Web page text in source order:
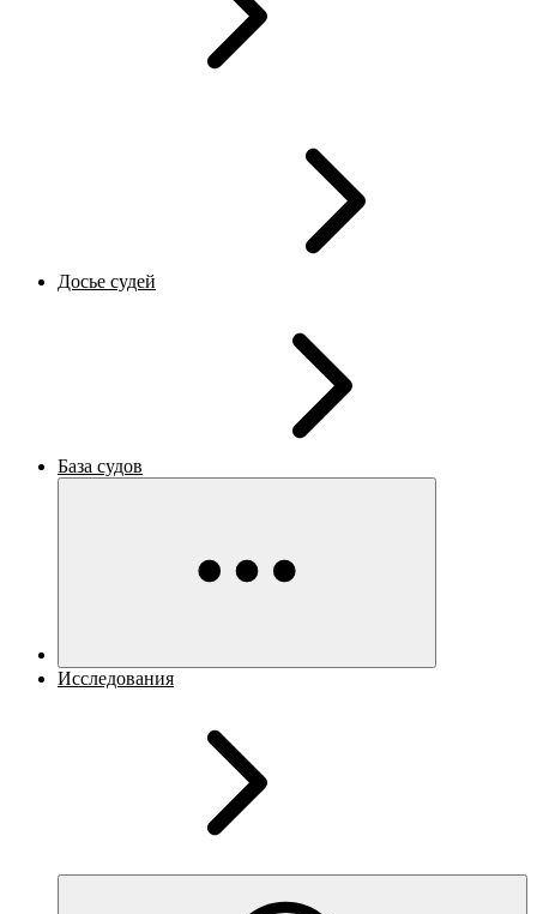
Досье судей
База судов
Исследования